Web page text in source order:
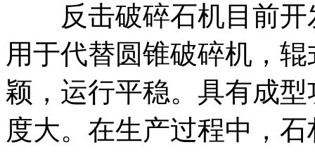
反击破碎石机目前开
用于代替圆锥破碎机，
颖，运行平稳。具有成
度大。在生产过程中，